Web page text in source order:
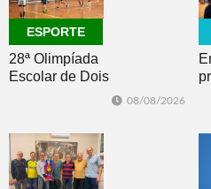
ESPORTE
28ª Olimpíada
Escolar de Dois
08/08/2026